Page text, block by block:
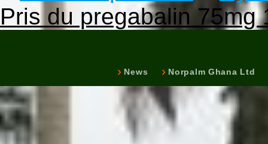
Pris du pregabalin 75mg
News Norpalm Ghana Ltd